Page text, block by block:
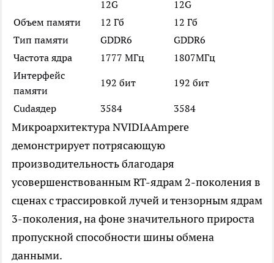
12G
12G
Объем памяти
12 Гб
12 Гб
Тип памяти
GDDR6
GDDR6
Частота ядра
1777 МГц
1807МГц
Интерфейс
памяти
192 бит 192 бит
Cudaядер 3584 3584
Микроархитектура NVIDIAAmpere
демонстрирует потрясающую
производительность благодаря
усовершенствованным RT-ядрам 2-поколения в
сценах с трассировкой лучей и тензорным ядрам
3-поколения, на фоне значительного прироста
пропускной способности шины обмена
данными.